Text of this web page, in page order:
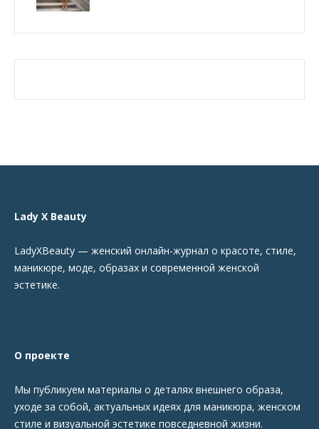
Lady X Beauty
LadyXBeauty — женский онлайн-журнал о красоте, стиле,
маникюре, моде, образах и современной женской
эстетике.
О проекте
Мы публикуем материалы о деталях внешнего образа,
уходе за собой, актуальных идеях для маникюра, женском
стиле и визуальной эстетике повседневной жизни.